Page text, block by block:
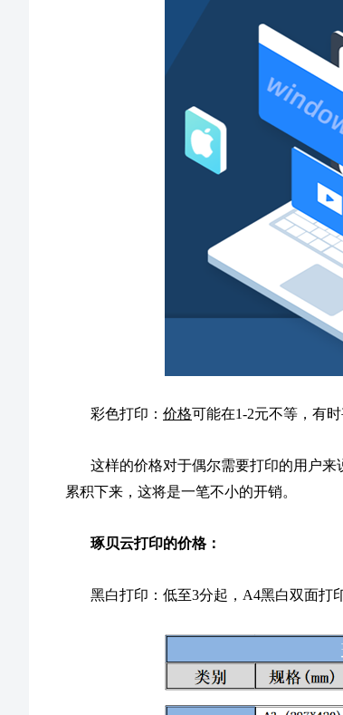
彩色打印： 价格可能在1-2元不等，有时
这样的价格对于偶尔需要打印的用户
累积下来，这将是一笔不小的开销。
琢贝云打印的价格：
黑白打印：低至3分起，A4黑白双面打